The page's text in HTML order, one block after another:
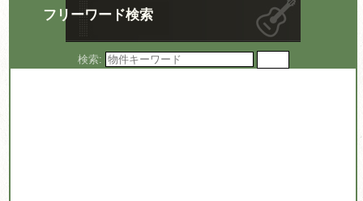
フリーワード検索
検索: